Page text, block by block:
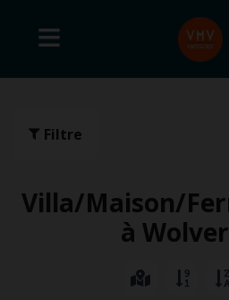
Filtre
Villa/Maison/
à